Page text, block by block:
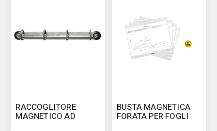
RACCOGLITORE
MAGNETICO AD
BUSTA MAGNETICA
FORATA PER FOGLI